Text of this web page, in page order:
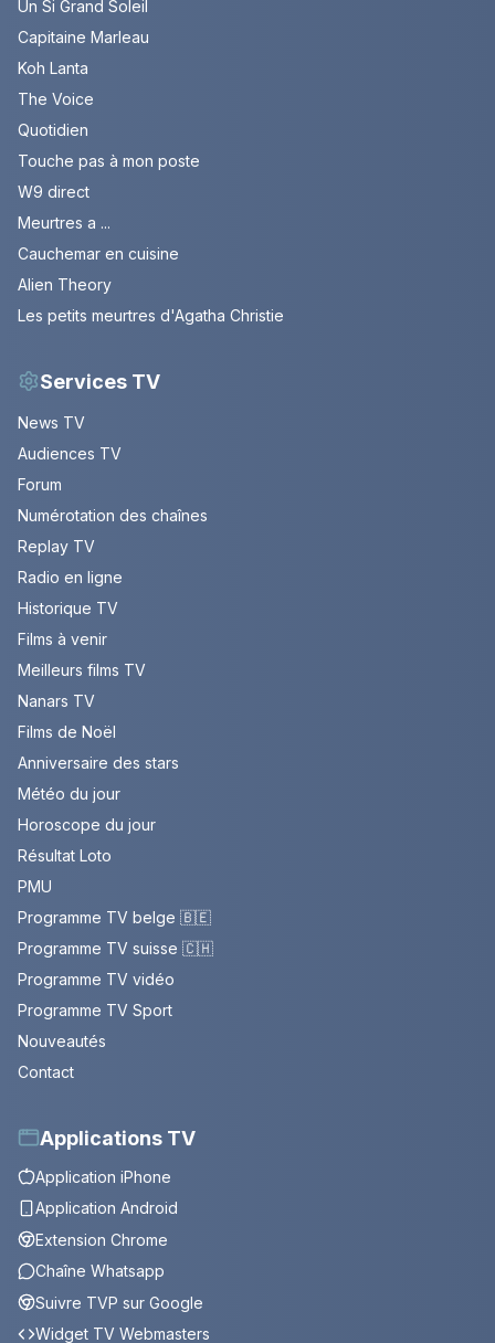
Un Si Grand Soleil
Capitaine Marleau
Koh Lanta
The Voice
Quotidien
Touche pas à mon poste
W9 direct
Meurtres a ...
Cauchemar en cuisine
Alien Theory
Les petits meurtres d'Agatha Christie
Services TV
News TV
Audiences TV
Forum
Numérotation des chaînes
Replay TV
Radio en ligne
Historique TV
Films à venir
Meilleurs films TV
Nanars TV
Films de Noël
Anniversaire des stars
Météo du jour
Horoscope du jour
Résultat Loto
PMU
Programme TV belge 🇧🇪
Programme TV suisse 🇨🇭
Programme TV vidéo
Programme TV Sport
Nouveautés
Contact
Applications TV
Application iPhone
Application Android
Extension Chrome
Chaîne Whatsapp
Suivre TVP sur Google
Widget TV Webmasters